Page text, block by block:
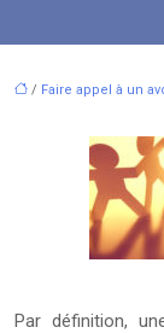
/ Faire appel à un
Par définition,